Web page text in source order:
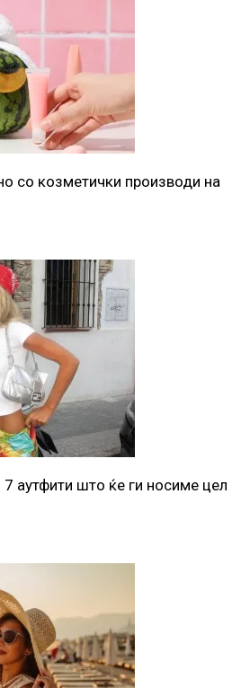
со козметички производи на
аутфити што ќе ги носиме цел